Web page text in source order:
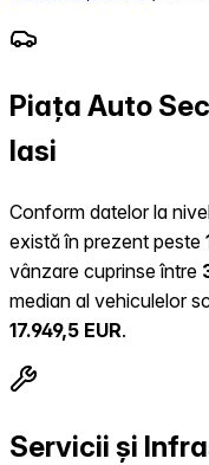
Piața Auto
Iasi
Conform datelor la
există în prezent peste
vânzare cuprinse între
median al vehiculelor
17.949,5 EUR.
Servicii și